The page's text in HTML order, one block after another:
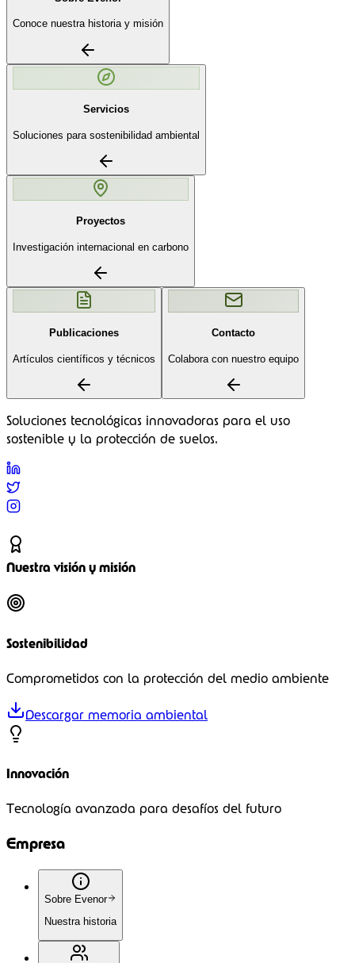
Conoce nuestra historia y misión
Servicios
Soluciones para sostenibilidad ambiental
Proyectos
Investigación internacional en carbono
Publicaciones
Artículos científicos y técnicos
Contacto
Colabora con nuestro equipo
Soluciones tecnológicas innovadoras para el uso
sostenible y la protección de suelos.
Nuestra visión y misión
Sostenibilidad
Comprometidos con la protección del medio ambiente
Descargar memoria ambiental
Innovación
Tecnología avanzada para desafíos del futuro
Empresa
Sobre Evenor
Nuestra historia